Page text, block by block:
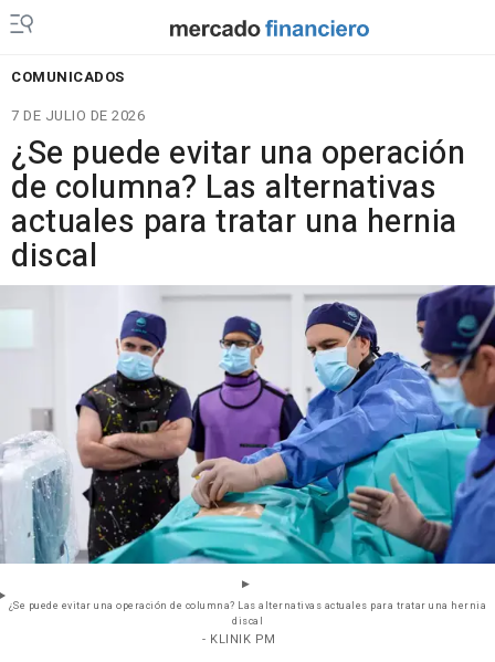
COMUNICADOS
7 DE JULIO DE 2026
¿Se puede evitar una operación
de columna? Las alternativas
actuales para tratar una hernia
discal
¿Se puede evitar una operación de columna? Las alternativas actuales para tratar una hernia
discal
- KLINIK PM